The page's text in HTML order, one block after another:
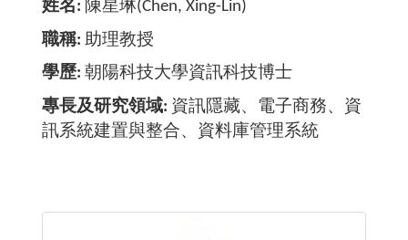
姓名
陳星琳(Chen, Xing-Lin)
職稱 助理教授
學歷 朝陽科技大學資訊科技博士
專長及研究領域 資訊隱藏、電子商務、資
訊系統建置與整合、資料庫管理系統